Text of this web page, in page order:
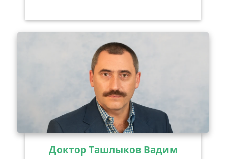
Доктор Ташлыков Вадим